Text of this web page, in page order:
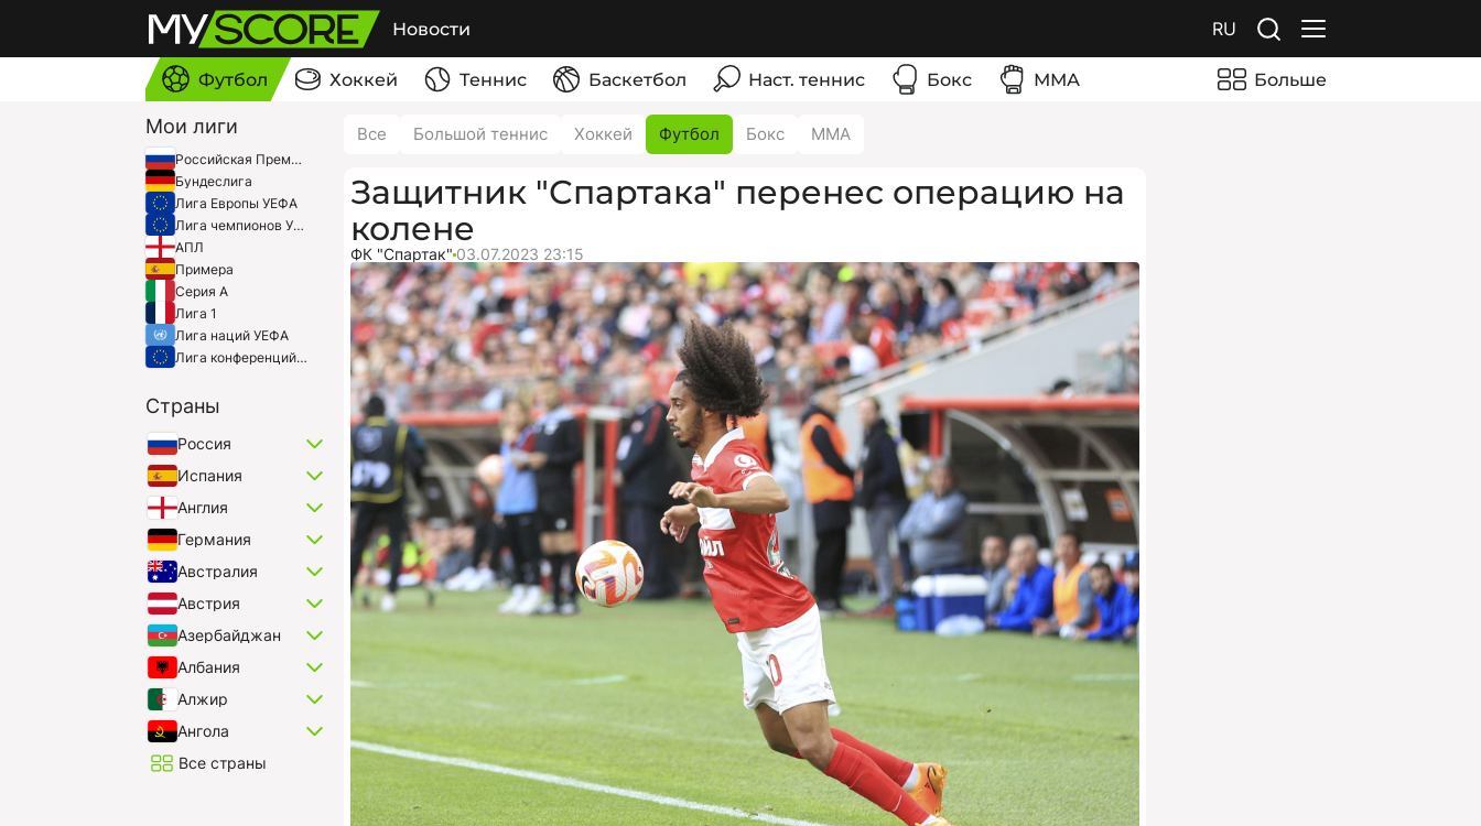
Новости RU
Футбол Хоккей Теннис Баскетбол Наст. теннис Бокс ММА Больше
Мои лиги
Российская Премьер-Лига
Бундеслига
Лига Европы УЕФА
Лига чемпионов УЕФА
АПЛ
Примера
Серия A
Лига 1
Лига наций УЕФА
Лига конференций УЕФА
Страны
Россия
Испания
Англия
Германия
Австралия
Австрия
Азербайджан
Албания
Алжир
Ангола
Все страны
Все Большой теннис Хоккей Футбол Бокс ММА
Защитник "Спартака" перенес операцию на
колене
ФК "Спартак" 03.07.2023 23:15